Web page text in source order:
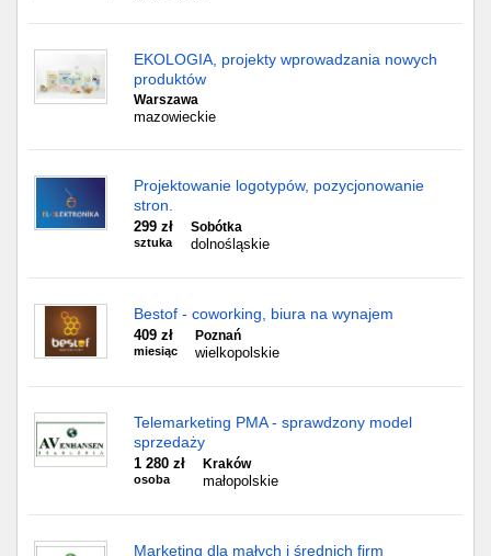
EKOLOGIA, projekty wprowadzania nowych
produktów
Warszawa
mazowieckie
Projektowanie logotypów, pozycjonowanie
stron.
299 zł
sztuka
Sobótka
dolnośląskie
Bestof - coworking, biura na wynajem
409 zł
miesiąc
Poznań
wielkopolskie
Telemarketing PMA - sprawdzony model
sprzedaży
1 280 zł
osoba
Kraków
małopolskie
Marketing dla małych i średnich firm